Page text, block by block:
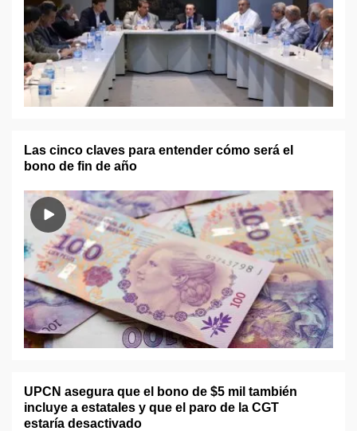
Las cinco claves para entender cómo será el
bono de fin de año
UPCN asegura que el bono de $5 mil también
incluye a estatales y que el paro de la CGT
estaría desactivado